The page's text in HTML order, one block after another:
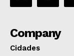
Company
Cidades